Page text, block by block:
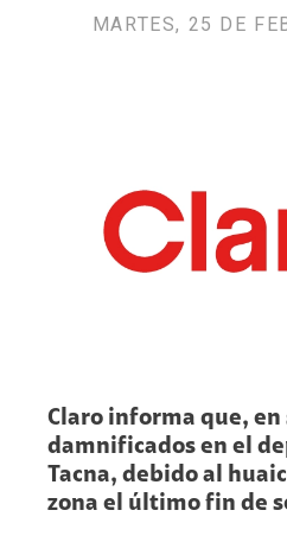
MARTES, 25 DE
Claro informa que,
damnificados en el
Tacna, debido al
zona el último fin de